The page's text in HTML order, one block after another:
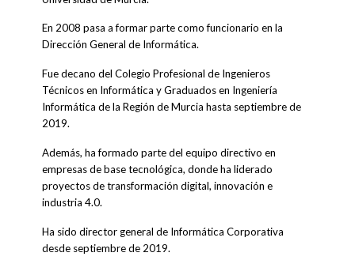
En 2008 pasa a formar parte como funcionario en la
Dirección General de Informática.
Fue decano del Colegio Profesional de Ingenieros
Técnicos en Informática y Graduados en Ingeniería
Informática de la Región de Murcia hasta septiembre de
2019.
Además, ha formado parte del equipo directivo en
empresas de base tecnológica, donde ha liderado
proyectos de transformación digital, innovación e
industria 4.0.
Ha sido director general de Informática Corporativa
desde septiembre de 2019.